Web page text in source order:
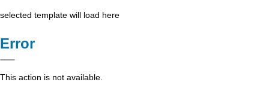
selected template will load here
Error
This action is not available.